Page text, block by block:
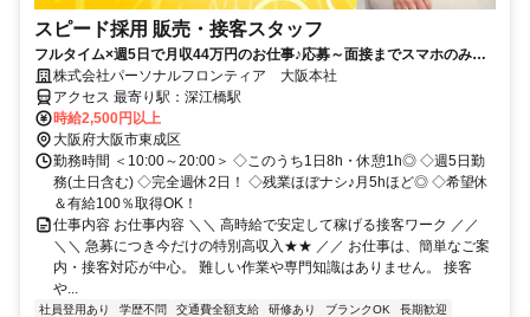
スピード採用 販売・接客スタッフ
フルタイム×週5日で月収44万円のお仕事♪応募～面接までスマホのみで
完結！履歴書不要◎
株式会社パーソナルフロンティア 大阪本社
アクセス 最寄り駅：深江橋駅
時給2,500円以上
大阪府大阪市東成区
勤務時間 ＜10:00～20:00＞ ◇このうち1日8h・休憩1h◎ ◇週5日勤
務(土日含む) ◇完全週休2日！ ◇残業ほぼナシ♪月5hほど◎ ◇希望休
＆有給100％取得OK！
仕事内容 お仕事内容 ＼＼ 高時給で安定して稼げる接客ワーク ／／
＼＼ 急募につき今だけの特別高収入★★ ／／ お仕事は、簡単なご案
内・接客対応が中心。 難しい作業や専門知識はありません。 接客
や...
社員登用あり 学歴不問 交通費全額支給 研修あり ブランクOK
長期歓迎